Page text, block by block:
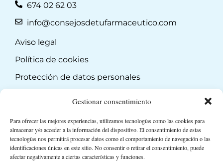
Gestionar consentimiento
Para ofrecer las mejores experiencias, utilizamos tecnologías como las cookies para
almacenar y/o acceder a la información del dispositivo. El consentimiento de estas
tecnologías nos permitirá procesar datos como el comportamiento de navegación o las
identificaciones únicas en este sitio. No consentir o retirar el consentimiento, puede
afectar negativamente a ciertas características y funciones.
674 02 62 03
info@consejosdetufarmaceutico.com
Aviso legal
Política de cookies
Protección de datos personales